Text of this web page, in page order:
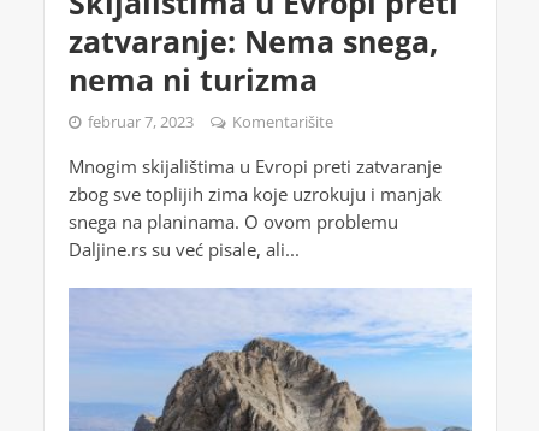
zatvaranje: Nema snega,
nema ni turizma
februar 7, 2023 Komentarišite
Mnogim skijalištima u Evropi preti zatvaranje
zbog sve toplijih zima koje uzrokuju i manjak
snega na planinama. O ovom problemu
Daljine.rs su već pisale, ali...